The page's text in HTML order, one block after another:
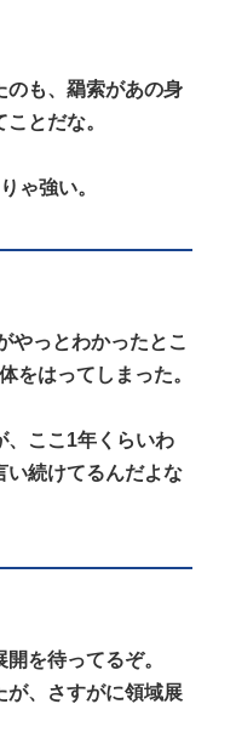
のも、羂索があの身
とだな。
ゃ強い。
っとわかったとこ
をはってしまった。
、ここ1年くらいわ
い続けてるんだよな
を待ってるぞ。
が、さすがに領域展